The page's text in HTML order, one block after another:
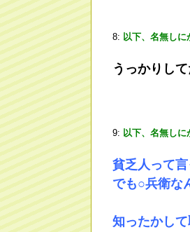
8: 以下、名無し
うっかりし
9: 以下、名無し
貧乏人って
でも○兵衛な
知ったかし